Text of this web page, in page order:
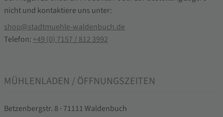
nicht und kontaktiere uns unter:
shop@stadtmuehle-waldenbuch.de
Telefon: +49 (0) 7157 / 812 3992
MÜHLENLADEN / ÖFFNUNGSZEITEN
Betzenbergstr. 8 · 71111 Waldenbuch